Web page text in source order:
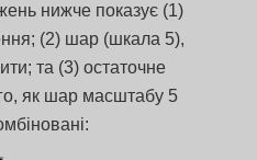
нижче показує (1)
(2) шар (шкала 5),
та (3) остаточне
як шар масштабу 5